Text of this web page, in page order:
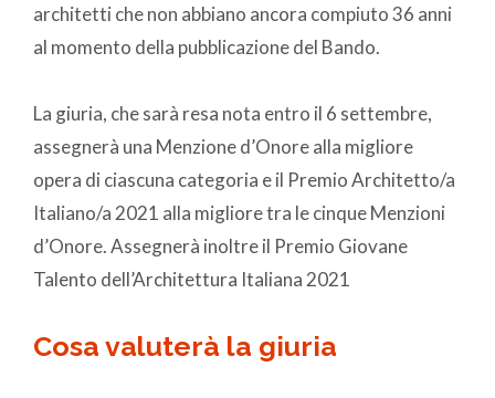
architetti che non abbiano ancora compiuto 36 anni
al momento della pubblicazione del Bando.
La giuria, che sarà resa nota entro il 6 settembre,
assegnerà una Menzione d’Onore alla migliore
opera di ciascuna categoria e il Premio Architetto/a
Italiano/a 2021 alla migliore tra le cinque Menzioni
d’Onore. Assegnerà inoltre il Premio Giovane
Talento dell’Architettura Italiana 2021
Cosa valuterà la giuria